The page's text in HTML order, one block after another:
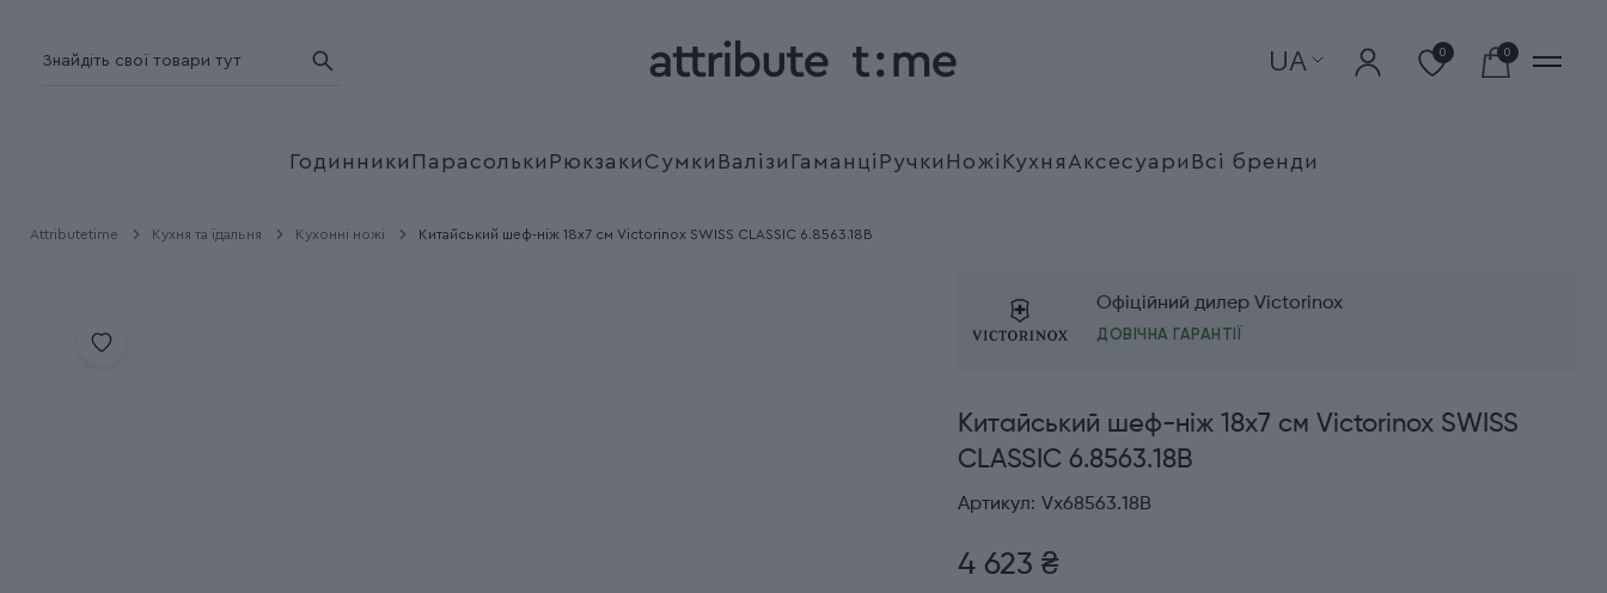
UA 0 0
Годинники Парасольки Рюкзаки Сумки Валізи Гаманці Ручки Ножі Кухня Аксесуари Всі бренди
Attributetime Кухня та їдальня Кухонні ножі Китайський шеф-ніж 18x7 см Victorinox SWISS CLASSIC 6.8563.18B
Офіційний дилер Victorinox
ДОВІЧНА ГАРАНТІЇ
Китайський шеф-ніж 18x7 см Victorinox SWISS
CLASSIC 6.8563.18B
Артикул: Vx68563.18B
4 623 ₴